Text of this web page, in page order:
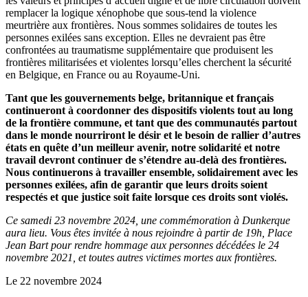
remplacer la logique xénophobe que sous-tend la violence
meurtrière aux frontières. Nous sommes solidaires de toutes les
personnes exilées sans exception. Elles ne devraient pas être
confrontées au traumatisme supplémentaire que produisent les
frontières militarisées et violentes lorsqu’elles cherchent la sécurité
en Belgique, en France ou au Royaume-Uni.
Tant que les gouvernements belge, britannique et français
continueront à coordonner des dispositifs violents tout au long
de la frontière commune, et tant que des communautés partout
dans le monde nourriront le désir et le besoin de rallier d’autres
états en quête d’un meilleur avenir, notre solidarité et notre
travail devront continuer de s’étendre au-delà des frontières.
Nous continuerons à travailler ensemble, solidairement avec les
personnes exilées, afin de garantir que leurs droits soient
respectés et que justice soit faite lorsque ces droits sont violés.
Ce samedi 23 novembre 2024, une commémoration à Dunkerque
aura lieu. Vous êtes invitée à nous rejoindre à partir de 19h, Place
Jean Bart pour rendre hommage aux personnes décédées le 24
novembre 2021, et toutes autres victimes mortes aux frontières.
Le 22 novembre 2024